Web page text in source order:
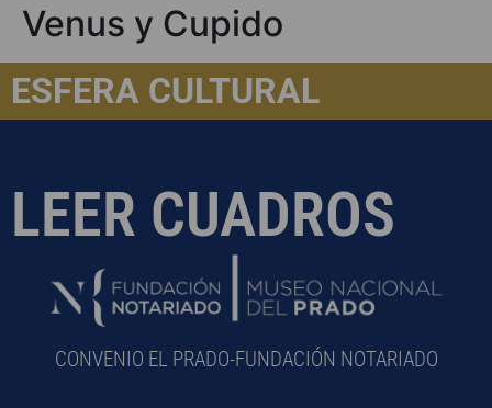
Venus y Cupido
ESFERA CULTURAL
LEER CUADROS
CONVENIO EL PRADO-FUNDACIÓN NOTARIADO